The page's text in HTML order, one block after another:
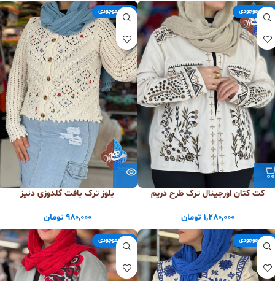
اتمام موجودی
کت کتان اورجینال ترک طرح دریم
1,280,000 تومان
اتمام موجودی
بلوز ترک بافت گلدوزی دنیز
980,000 تومان
اتمام موجودی اتمام موجودی